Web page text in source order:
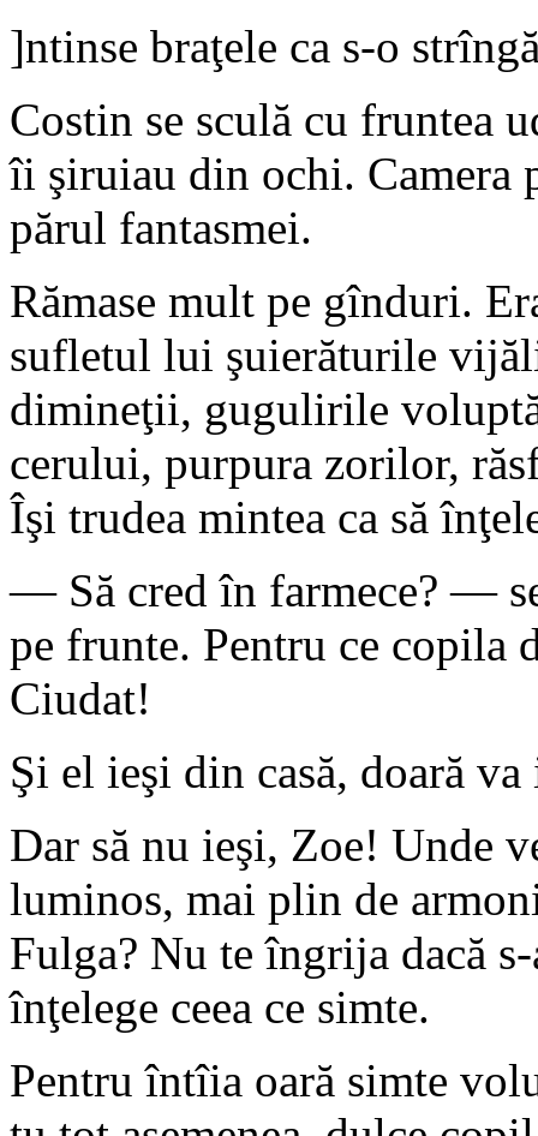
]ntinse braţele ca s-o
Costin se sculă cu fruntea
îi şiruiau din ochi. Camera
părul fantasmei.
Rămase mult pe gînduri.
sufletul lui şuierăturile
dimineţii, gugulirile
cerului, purpura zorilor,
Îşi trudea mintea ca să
— Să cred în farmece? —
pe frunte. Pentru ce copila
Ciudat!
Şi el ieşi din casă, doară
Dar să nu ieşi, Zoe! Unde
luminos, mai plin de
Fulga? Nu te îngrija dacă
înţelege ceea ce simte.
Pentru întîia oară simte